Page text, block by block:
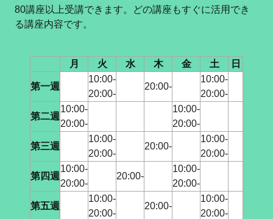
80講座以上受講できます。どの講座もすぐに活用でき
る講座内容です。
月 火 水 木 金 土 日
第一週
10:00-
20:00-
20:00-
10:00-
20:00-
第二週
10:00-
20:00-
10:00-
20:00-
第三週
10:00-
20:00-
20:00-
10:00-
20:00-
第四週
10:00-
20:00-
20:00-
10:00-
20:00-
第五週
10:00-
20:00-
20:00-
10:00-
20:00-